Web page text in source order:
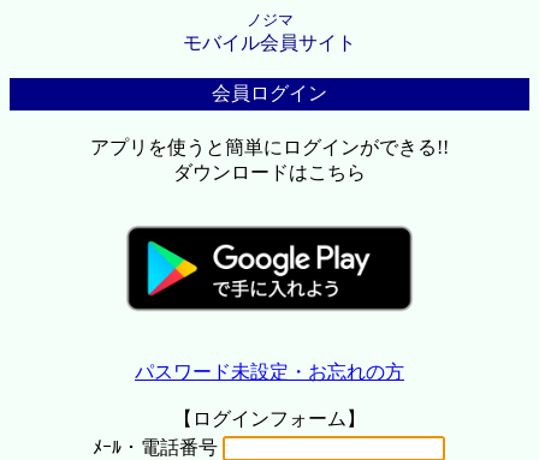
ノジマ
モバイル会員サイト
会員ログイン
アプリを使うと簡単にログインができる!!
ダウンロードはこちら
パスワード未設定・お忘れの方
【ログインフォーム】
ﾒｰﾙ・電話番号